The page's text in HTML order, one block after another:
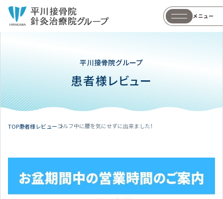
メニュー
平川接骨院グループ
患者様レビュー
TOP患者様レビューゴルフ中に腰を気にせずに出来ました！